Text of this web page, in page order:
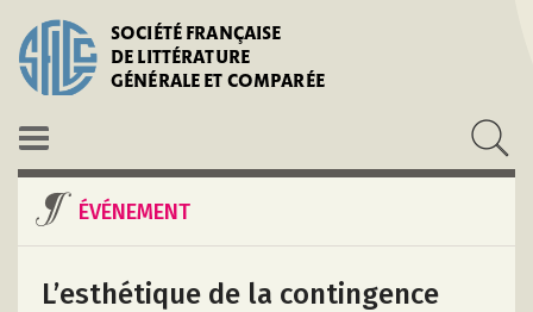
SOCIÉTÉ FRANÇAISE
DE LITTÉRATURE
GÉNÉRALE ET COMPARÉE
ÉVÉNEMENT
L’esthétique de la contingence